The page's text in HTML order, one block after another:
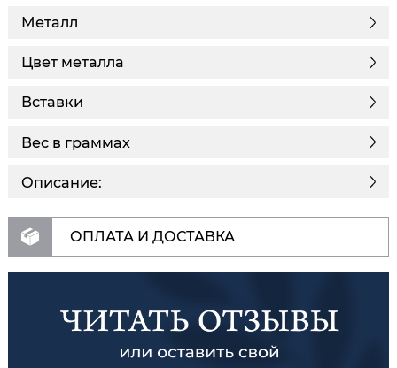
Металл
Цвет металла
Вставки
Описание:
Вес в граммах
ОПЛАТА И ДОСТАВКА